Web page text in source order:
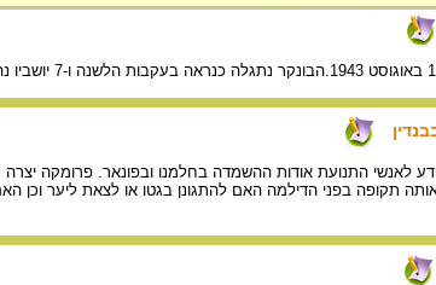
לאנשי התנועת אודות ההשמדה בחלמנו ובפונאר. פרומקה יצרה
תקופה בפני הדילמה האם להתגונן בגטו או לצאת ליער וכן